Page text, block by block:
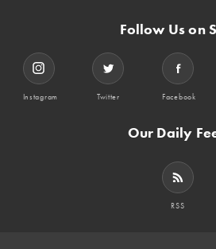
Follow Us on
Instagram Twitter Facebook
Our Daily
RSS